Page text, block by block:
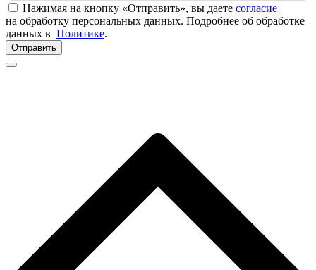
Нажимая на кнопку «Отправить», вы даете согласие
на обработку персональных данных. Подробнее об обработке
данных в Политике.
Отправить